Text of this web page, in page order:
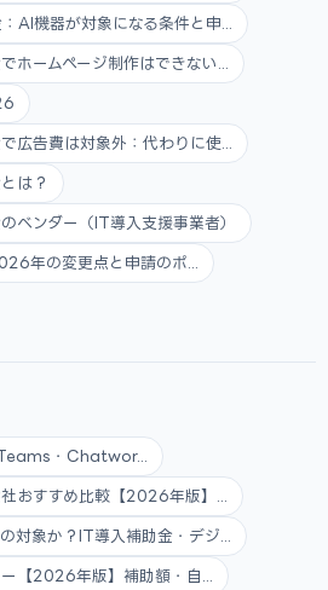
AI機器が対象になる条件と申...
ホームページ制作はできない...
広告費は対象外：代わりに使...
は？
ベンダー（IT導入支援事業者）
年の変更点と申請のポ...
・Chatwor...
おすすめ比較【2026年版】...
対象か？IT導入補助金・デジ...
【2026年版】補助額・自...